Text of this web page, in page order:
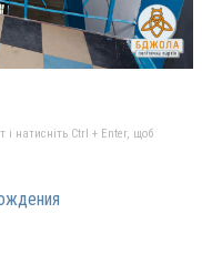
і натисніть Ctrl + Enter, щоб